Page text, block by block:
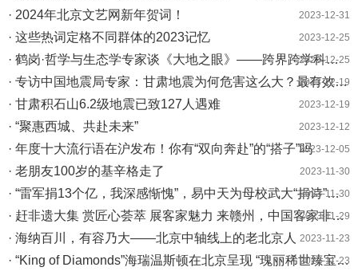
· 2024年北京文艺网新年贺词！ 2023-12-31
· 这些热词定格不同群体的2023记忆 2023-12-25
· 鹤岗·哲学与生态学专家谈《大地之眼》——跨界跨学科研讨之一
2023-12-25
· 专访中国地震局专家：甘肃地震为何危害这么大？最有效的防震措施是什么？
2023-12-19
· 甘肃积石山6.2级地震已致127人遇难 2023-12-19
· “聚惠西城、共赴未来” 2023-12-12
· 年度十大流行语在沪发布！你有“双向奔赴”的“搭子”吗2023-12-05
· 老朋友100岁的基辛格走了 2023-11-30
· “雷军捐13个亿，我深感惭愧”，易中天为母校武大“捐诗”，96字“换来”100万元捐赠
2023-11-30
· 赶非遗大集 赏匠心荟萃 展客家魅力 来赣州，中国客家非遗大会即将启幕
2023-11-29
· 海纳百川，有容乃大——北京中轴线上的老北京人 2023-11-23
· “King of Diamonds”海瑞温斯顿在北京呈现 “瑰丽稀世臻宝”高级珠宝暨腕表展
2023-11-23